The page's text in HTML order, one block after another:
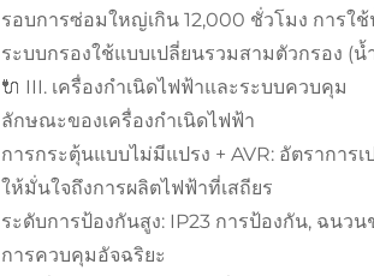
รอบการซ่อมใหญ่เกิน 12,000 ชั่วโมง การใ
ระบบกรองใช้แบบเปลี่ยนรวมสามตัวกรอง (
🔌 III. เครื่องกำเนิดไฟฟ้าและระบบควบคุม
ลักษณะของเครื่องกำเนิดไฟฟ้า
การกระตุ้นแบบไม่มีแปรง + AVR: อัตราการ
ให้มั่นใจถึงการผลิตไฟฟ้าที่เสถียร
ระดับการป้องกันสูง: IP23 การป้องกัน, ฉน
การควบคุมอัจฉริยะ